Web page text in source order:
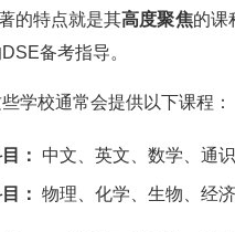
的特点就是其高度聚焦的课
备考指导。
学校通常会提供以下课程：
： 中文、英文、数学、通
： 物理、化学、生物、经